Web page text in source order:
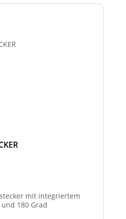
mit integriertem
und 180 Grad